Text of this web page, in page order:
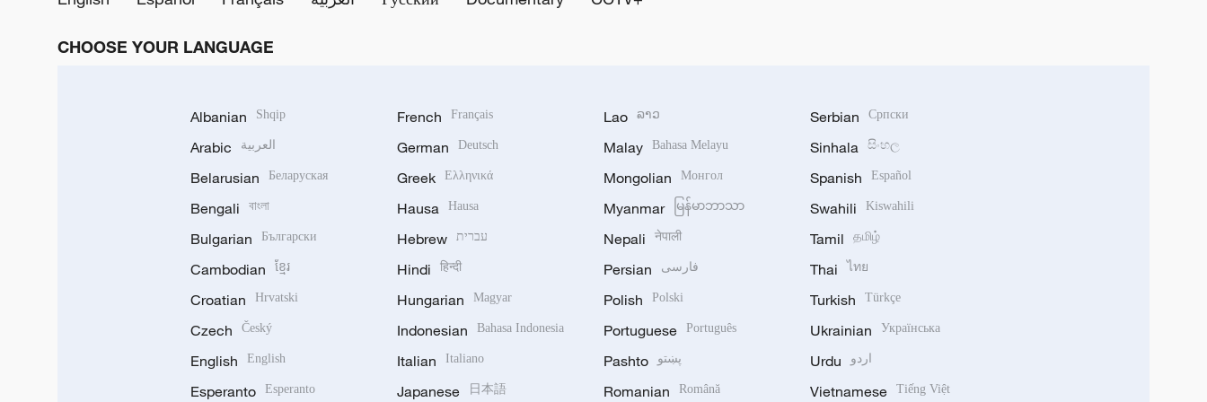
CHOOSE YOUR LANGUAGE
Albanian Shqip
Arabic العربية
Belarusian Беларуская
Bengali বাংলা
Bulgarian Български
Cambodian ខ្មែរ
Croatian Hrvatski
Czech Český
English English
Esperanto Esperanto
French Français
German Deutsch
Greek Ελληνικά
Hausa Hausa
Hebrew עברית
Hindi हिन्दी
Hungarian Magyar
Indonesian Bahasa Indonesia
Italian Italiano
Japanese 日本語
Lao ລາວ
Malay Bahasa Melayu
Mongolian Монгол
Myanmar မြန်မာဘာသာ
Nepali नेपाली
Persian فارسی
Polish Polski
Portuguese Português
Pashto پښتو
Romanian Română
Serbian Српски
Sinhala සිංහල
Spanish Español
Swahili Kiswahili
Tamil தமிழ்
Thai ไทย
Turkish Türkçe
Ukrainian Українська
Urdu اردو
Vietnamese Tiếng Việt